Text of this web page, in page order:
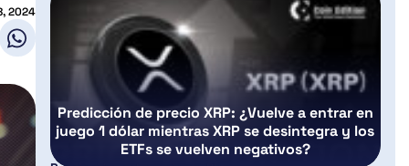
2024
Predicción de precio XRP: ¿Vuelve a entrar en
juego 1 dólar mientras XRP se desintegra y los
ETFs se vuelven negativos?